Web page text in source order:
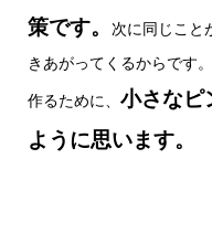
策です。
次に同じこと
きあがってくるからです
作るために、 小さなピ
ように思います。